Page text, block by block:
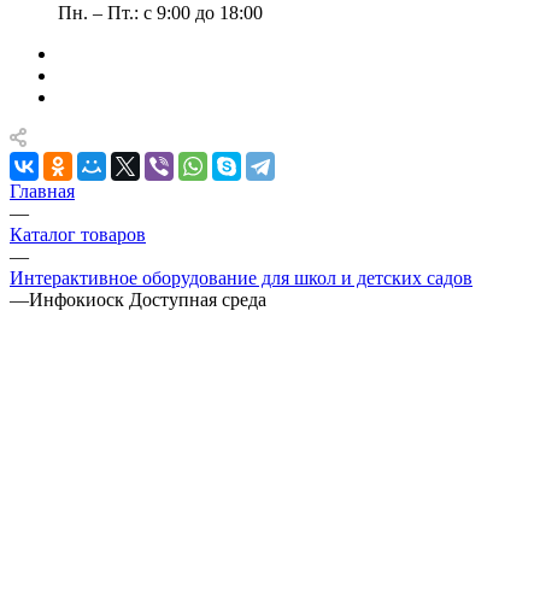
Пн. – Пт.: с 9:00 до 18:00
Главная
—
Каталог товаров
—
Интерактивное оборудование для школ и детских садов
—Инфокиоск Доступная среда